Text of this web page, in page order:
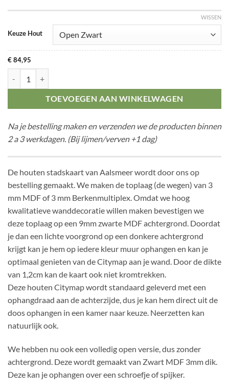
5op 5
op
klant
waardering
Keuze Hout
WISSEN
€84,95
TOEVOEGEN AAN WINKELWAGEN
Na je bestelling maken en verzenden we de producten binnen
2 a 3 werkdagen. (Bij lijmen/verven +1 dag)
De houten stadskaart van Aalsmeer wordt door ons op
bestelling gemaakt. We maken de toplaag (de wegen) van 3
mm MDF of 3 mm Berkenmultiplex. Omdat we hoog
kwalitatieve wanddecoratie willen maken bevestigen we
deze toplaag op een 9mm zwarte MDF achtergrond. Doordat
je dan een lichte voorgrond op een donkere achtergrond
krijgt kan je hem op iedere kleur muur ophangen en kan je
optimaal genieten van de Citymap aan je wand. Door de dikte
van 1,2cm kan de kaart ook niet kromtrekken.
Deze houten Citymap wordt standaard geleverd met een
ophangdraad aan de achterzijde, dus je kan hem direct uit de
doos ophangen in een kamer naar keuze. Neerzetten kan
natuurlijk ook.
We hebben nu ook een volledig open versie, dus zonder
achtergrond. Deze wordt gemaakt van Zwart MDF 3mm dik.
Deze kan je ophangen over een schroefje of spijker.